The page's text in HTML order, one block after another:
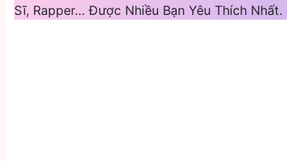
Sĩ, Rapper… Được Nhiều Bạn Yêu Thích Nhất.